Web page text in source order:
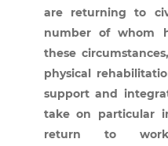
are returning to
number of whom
these
physical
support and
take on particular
return to